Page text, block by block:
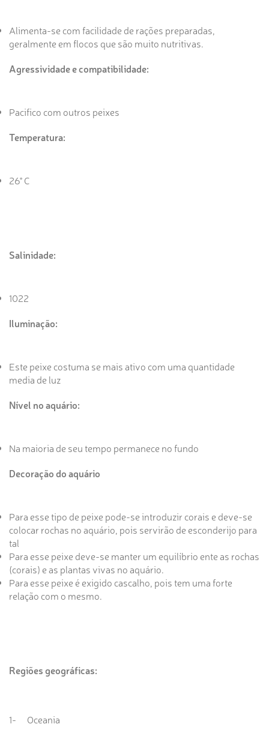
Alimenta-se com facilidade de rações preparadas,
geralmente em flocos que são muito nutritivas.
Agressividade e compatibilidade:
Pacifico com outros peixes
Temperatura:
26° C
Salinidade:
1022
Iluminação:
Este peixe costuma se mais ativo com uma quantidade
media de luz
Nível no aquário:
Na maioria de seu tempo permanece no fundo
Decoração do aquário
Para esse tipo de peixe pode-se introduzir corais e deve-se
colocar rochas no aquário, pois servirão de esconderijo para
tal
Para esse peixe deve-se manter um equilíbrio ente as rochas
(corais) e as plantas vivas no aquário.
Para esse peixe é exigido cascalho, pois tem uma forte
relação com o mesmo.
Regiões geográficas:
1- Oceania